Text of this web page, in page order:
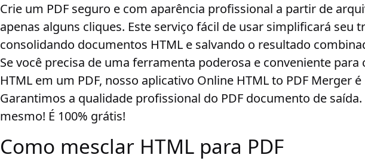
Crie um PDF seguro e com aparência profissional a partir de
apenas alguns cliques. Este serviço fácil de usar simplificará seu
consolidando documentos HTML e salvando o resultado
Se você precisa de uma ferramenta poderosa e conveniente para
HTML em um PDF, nosso aplicativo Online HTML to PDF Merger
Garantimos a qualidade profissional do PDF documento de
mesmo! É 100% grátis!
Como mesclar HTML para PDF